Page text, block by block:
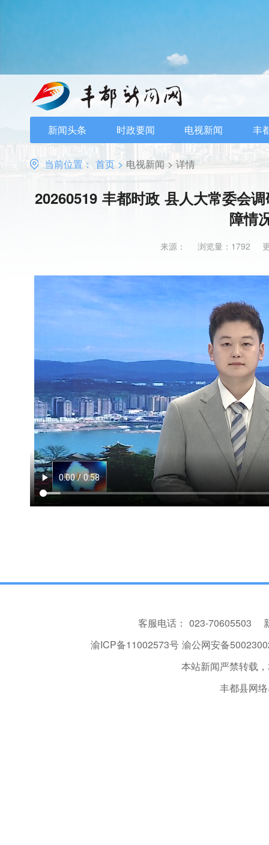
新闻头条 时政要闻 电视新闻 丰
当前位置： 首页 > 电视新闻 > 详情
20260519 丰都时政 县人大常委会
障情
来源： 浏览量：1792
客服电话： 023-70605503
渝ICP备11002573号 渝公网安备
本站新闻严禁转载
丰都县网